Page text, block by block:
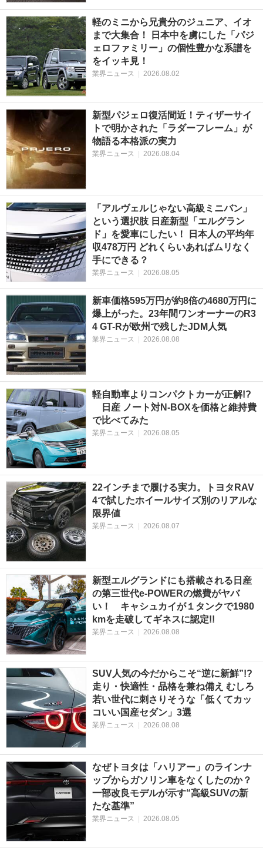
軽のミニから兄貴分のジュニア、イオ
まで大集合！ 日本中を虜にした「パジ
ェロファミリー」の個性豊かな系譜を
をイッキ見！
業界ニュース | 2026.08.02
新型パジェロ復活間近！ティザーサイ
トで明かされた「ラダーフレーム」が
物語る本格派の実力
業界ニュース | 2026.08.04
「アルヴェルじゃない高級ミニバン」
という選択肢 日産新型「エルグラン
ド」を愛車にしたい！ 日本人の平均年
収478万円 どれくらいあればムリなく
手にできる？
業界ニュース | 2026.08.05
新車価格595万円が約8倍の4680万円に
爆上がった。23年間ワンオーナーのR3
4 GT-Rが欧州で残したJDM人気
業界ニュース 2026.08.08
軽自動車よりコンパクトカーが正解!?
日産 ノート対N-BOXを価格と維持費
で比べてみた
業界ニュース 2026.08.05
22インチまで履ける実力。トヨタRAV
4で試したホイールサイズ別のリアルな
限界値
業界ニュース 2026.08.07
新型エルグランドにも搭載される日産
の第三世代e-POWERの燃費がヤバ
い！ キャシュカイが１タンクで1980
kmを走破してギネスに認定!!
業界ニュース 2026.08.08
SUV人気の今だからこそ“逆に新鮮”!?
走り・快適性・品格を兼ね備え むしろ
若い世代に刺さりそうな「低くてカッ
コいい国産セダン」3選
業界ニュース 2026.08.08
なぜトヨタは「ハリアー」のラインナ
ップからガソリン車をなくしたのか？
一部改良モデルが示す“高級SUVの新
たな基準”
業界ニュース 2026.08.05